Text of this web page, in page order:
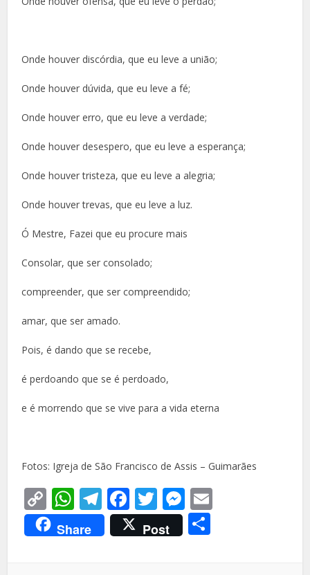
Onde houver discórdia, que eu leve a união;
Onde houver dúvida, que eu leve a fé;
Onde houver erro, que eu leve a verdade;
Onde houver desespero, que eu leve a esperança;
Onde houver tristeza, que eu leve a alegria;
Onde houver trevas, que eu leve a luz.
Ó Mestre, Fazei que eu procure mais
Consolar, que ser consolado;
compreender, que ser compreendido;
amar, que ser amado.
Pois, é dando que se recebe,
é perdoando que se é perdoado,
e é morrendo que se vive para a vida eterna
Fotos: Igreja de São Francisco de Assis – Guimarães
Copy
Link
WhatsApp
Telegram
Facebook
TwitterMessenger
Share Post